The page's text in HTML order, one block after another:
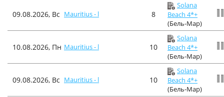
09.08.2026, Вс Mauritius - l 8
Solana
Beach 4*+
(Бель-Мар)
10.08.2026, Пн Mauritius - l 10
Solana
Beach 4*+
(Бель-Мар)
09.08.2026, Вс Mauritius - l 10
Solana
Beach 4*+
(Бель-Мар)